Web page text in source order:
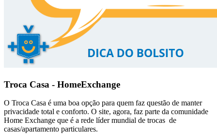
Troca Casa - HomeExchange
O Troca Casa é uma boa opção para quem faz questão de manter
privacidade total e conforto. O site, agora, faz parte da comunidade
Home Exchange que é a rede líder mundial de trocas de
casas/apartamento particulares.